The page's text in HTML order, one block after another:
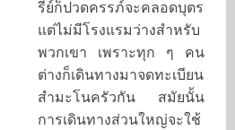
รีย์ก็ปวดครรภ์จะคลอดบุตร
แต่ไม่มีโรงแรมว่างสำหรับ
พวกเขา เพราะทุก ๆ คน
ต่างก็เดินทางมาจดทะเบียน
สำมะโนครัวกัน สมัยนั้น
การเดินทางส่วนใหญ่จะใช้